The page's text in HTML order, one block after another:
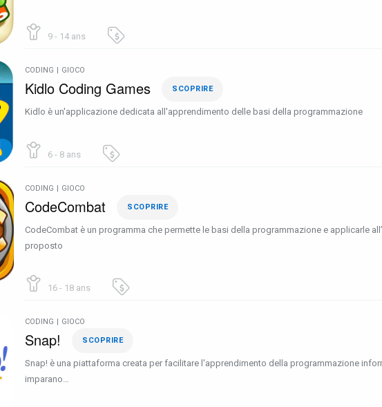
9 - 14 ans
CODING GIOCO
Kidlo Coding Games SCOPRIRE
Kidlo è un'applicazione dedicata all'apprendimento delle basi della programmazione
6 - 8 ans
CODING | GIOCO
CodeCombat SCOPRIRE
CodeCombat è un programma che permette le basi della programmazione e applicarle
proposto
16 - 18 ans
CODING GIOCO
Snap! SCOPRIRE
Snap! è una piattaforma creata per facilitare l'apprendimento della programmazione
imparano…